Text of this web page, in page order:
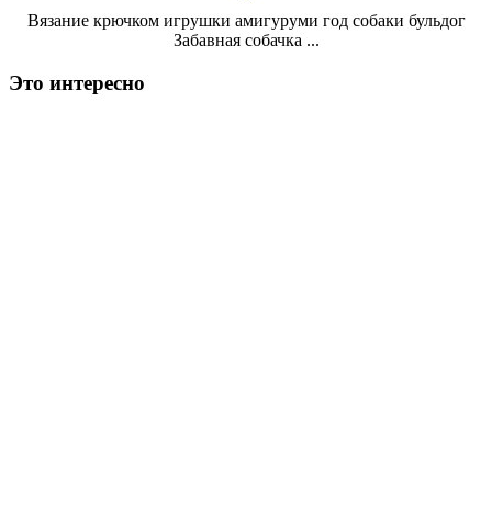
Вязание крючком игрушки амигуруми год собаки бульдог
Забавная собачка ...
Это интересно